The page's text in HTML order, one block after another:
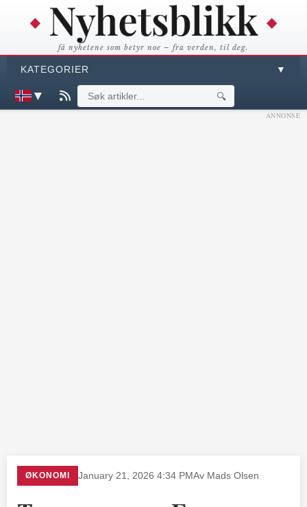
få nyhetene som betyr noe – fra verden, til deg.
KATEGORIER ▼
▼ 🔍
ANNONSE
ØKONOMI January 21, 2026 4:34 PMAv Mads Olsen